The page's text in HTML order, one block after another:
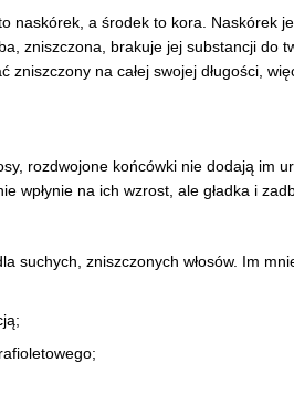
naskórek, a środek to kora. Naskórek
zniszczona, brakuje jej substancji
na całej swojej długości,
rozdwojone końcówki nie dodają im
wpłynie na ich wzrost, ale gładka i
suchych, zniszczonych włosów. Im